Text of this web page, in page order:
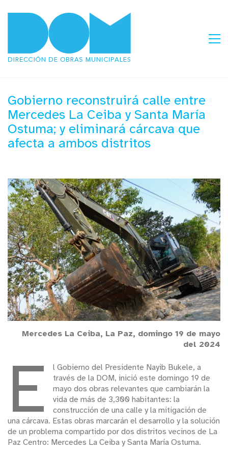
Gobierno reconstruirá calle entre
Mercedes La Ceiba y Santa María
Ostuma; y eliminará cárcava que
afecta a ambos distritos
Mercedes La Ceiba, La Paz, domingo 19 de mayo
del 2024
E
l Gobierno del Presidente Nayib Bukele, a
través de la DOM, inició este domingo 19 de
mayo dos obras relevantes que cambiarán la
vida de más de 3,300 habitantes: la
construcción de una calle y la mitigación de
una cárcava. Estas obras marcarán el desarrollo y la solución
de un problema compartido por dos distritos vecinos de La
Paz Centro: Mercedes La Ceiba y Santa María Ostuma.